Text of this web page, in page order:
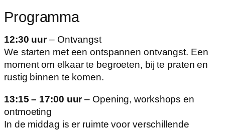
Programma
12:30 uur– Ontvangst
We starten met een ontspannen ontvangst. Een
moment om elkaar te begroeten, bij te praten en
rustig binnen te komen.
13:15 – 17:00 uur– Opening, workshops en
ontmoeting
In de middag is er ruimte voor verschillende